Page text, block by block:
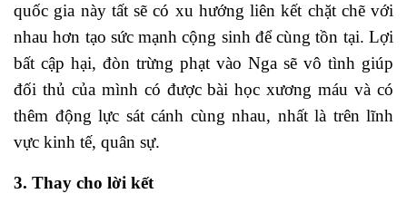
quốc gia này tất sẽ có xu hướng liên kết chặt chẽ với
nhau hơn tạo sức mạnh cộng sinh để cùng tồn tại. Lợi
bất cập hại, đòn trừng phạt vào Nga sẽ vô tình giúp
đối thủ của mình có được bài học xương máu và có
thêm động lực sát cánh cùng nhau, nhất là trên lĩnh
vực kinh tế, quân sự.
3. Thay cho lời kết